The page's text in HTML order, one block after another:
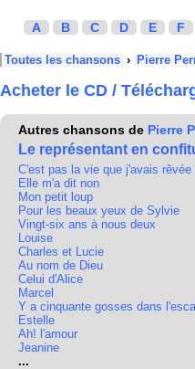
A B C D E F
Toutes les chansons › Pierre
Acheter le CD /
Autres chansons de Pierre
Le représentant en
C'est pas la vie que j'avais rêvée
Elle m'a dit non
Mon petit loup
Pour les beaux yeux de Sylvie
Vingt-six ans à nous deux
Louise
Charles et Lucie
Au nom de Dieu
Celui d'Alice
Marcel
Y a cinquante gosses dans
Estelle
Ah! l'amour
Jeanine
...